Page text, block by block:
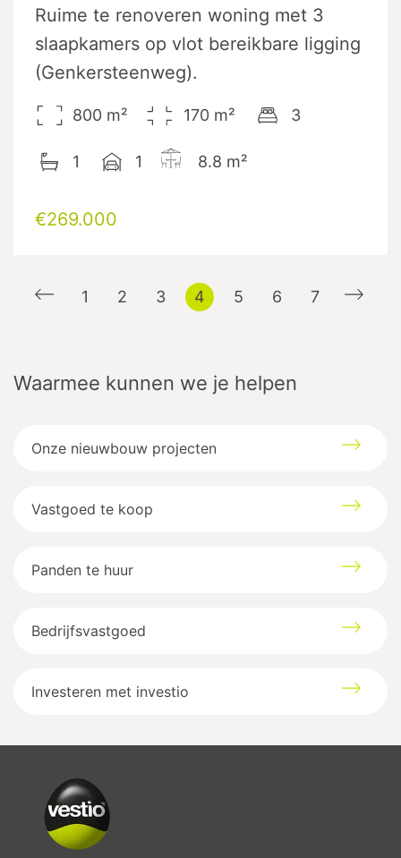
Ruime te renoveren woning met 3
slaapkamers op vlot bereikbare ligging
(Genkersteenweg).
800 m² 170 m² 3
1 1 8.8 m²
€269.000
1 2 3 4 5 6 7
Waarmee kunnen we je helpen
Onze nieuwbouw projecten
Vastgoed te koop
Panden te huur
Bedrijfsvastgoed
Investeren met investio